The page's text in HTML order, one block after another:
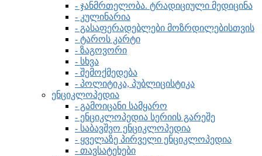
- ჯანმრთელობა. ტრადიციული მედიცინა
- კულინარია
- გასაფერადებლები მოზრდილებისთვის
- ტაროს კარტი
- ზაგოვორი
- სხვა
- შემოქმედება
- პოლიტიკა, პუბლიცისტიკა
ენციკლოპედია
- გამოიცანი სამყარო
- ენციკლოპედია სერიის გარეშე
- საბავშვო ენციკლოპედია
- ყველაზე პირველი ენციკლოპედია
- თავსატეხები